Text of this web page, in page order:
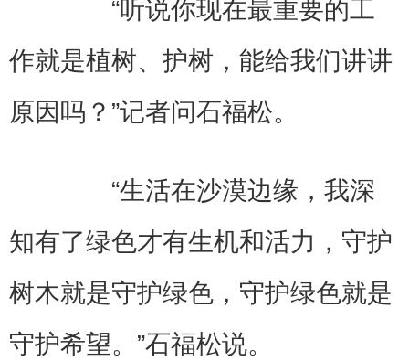
“听说你现在最重要的工
作就是植树、护树，能给我们讲讲
原因吗？”记者问石福松。
“生活在沙漠边缘，我深
知有了绿色才有生机和活力，守护
树木就是守护绿色，守护绿色就是
守护希望。”石福松说。